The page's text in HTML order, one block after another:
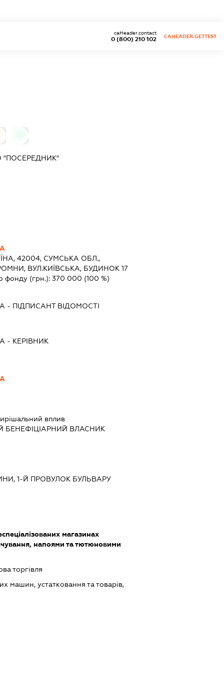
0 (800) 210 102
caHeader.contact
CAHEADER.GETTEST
"ПОСЕРЕДНИК"
42004, СУМСЬКА ОБЛ.,
ВУЛ.КИЇВСЬКА, БУДИНОК 17
фонду (грн.): 370 000 (100 %)
- ПІДПИСАНТВІДОМОСТІ
- КЕРІВНИК
вплив
БЕНЕФІЦІАРНИЙ ВЛАСНИК
1-Й ПРОВУЛОК БУЛЬВАРУ
магазинах
напоями та тютюновими
торгівля
машин, устатковання та товарів,